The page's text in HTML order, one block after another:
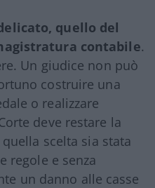
quello del
contabile.
Un giudice non può
costruire una
o realizzare
deve restare la
scelta sia stata
regole e senza
un danno alle casse